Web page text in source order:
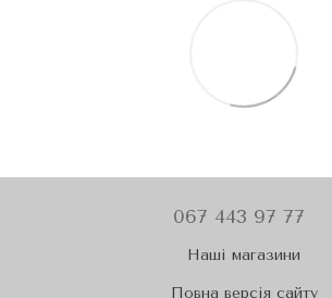
067 443 97 77
Наші магазини
Повна версія сайту